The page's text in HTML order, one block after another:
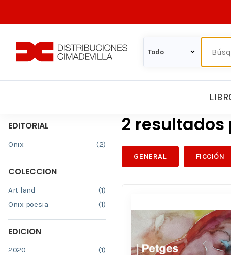
EDITORIAL
Onix (2)
COLECCION
Art land
(1)
Onix poesia
(1)
EDICION
2020
(1)
2 resultados
GENERAL FICCIÓN